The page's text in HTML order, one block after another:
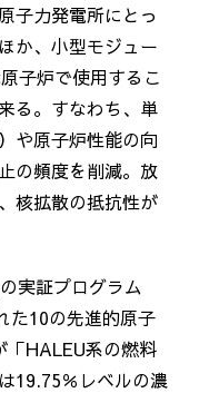
子力発電所にとっ
か、小型モジュー
子炉で使用するこ
る。すなわち、単
や原子炉性能の向
の頻度を削減。放
核拡散の抵抗性が
実証プログラム
た10の先進的原子
「HALEU系の燃料
19.75％レベルの濃